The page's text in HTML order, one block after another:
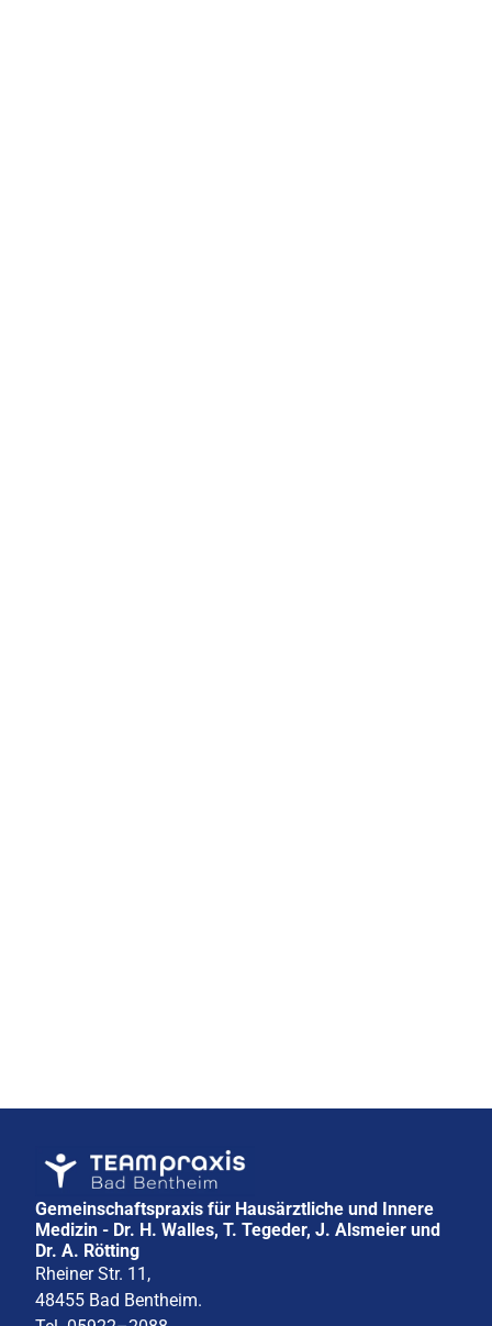
Mehr erfahren
Gemeinschaftspraxis für Hausärztliche und Innere
Medizin - Dr. H. Walles, T. Tegeder, J. Alsmeier und
Dr. A. Rötting
Rheiner Str. 11,
48455 Bad Bentheim.